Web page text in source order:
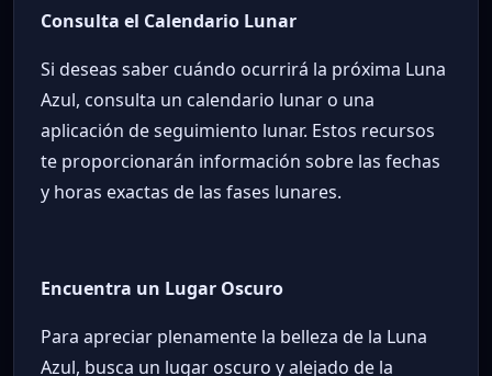
Consulta el Calendario Lunar
Si deseas saber cuándo ocurrirá la próxima Luna
Azul, consulta un calendario lunar o una
aplicación de seguimiento lunar. Estos recursos
te proporcionarán información sobre las fechas
y horas exactas de las fases lunares.
Encuentra un Lugar Oscuro
Para apreciar plenamente la belleza de la Luna
Azul, busca un lugar oscuro y alejado de la